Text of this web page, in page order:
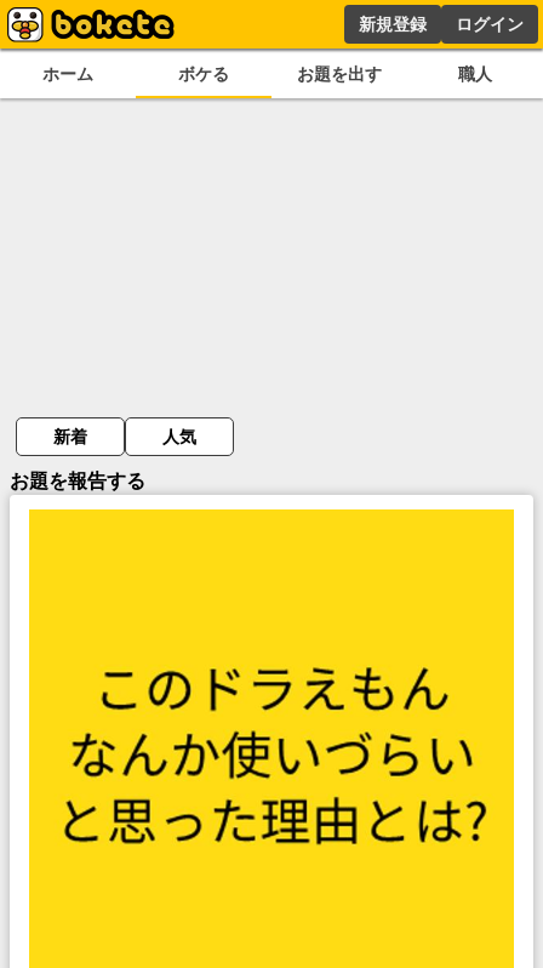
新規登録 ログイン
ホーム ボケる お題を出す 職人
新着 人気
お題を報告する